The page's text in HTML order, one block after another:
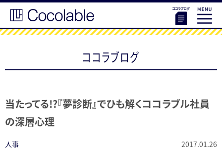
ココラブログ
当たってる!?『夢診断』でひも解くココラブル社員
の深層心理
人事 2017.01.26